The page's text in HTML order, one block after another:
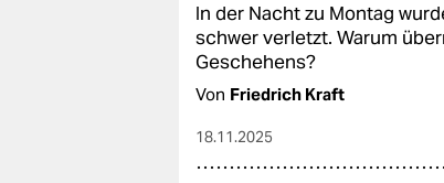
In der Nacht zu Montag
schwer verletzt. Warum
Geschehens?
Von Friedrich Kraft
18.11.2025